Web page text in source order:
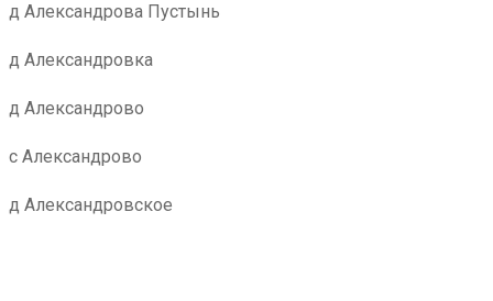
д Александрова Пустынь
д Александровка
д Александрово
с Александрово
д Александровское